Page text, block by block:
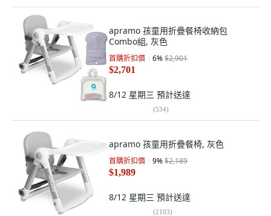
apramo 孩童用折疊餐椅收納包
Combo組, 灰色
首購折扣價 6%$2,901
$2,701
8/12 星期三 預計送達
(534)
apramo 孩童用折疊餐椅, 灰色
首購折扣價 9%$2,189
$1,989
8/12 星期三 預計送達
(2103)